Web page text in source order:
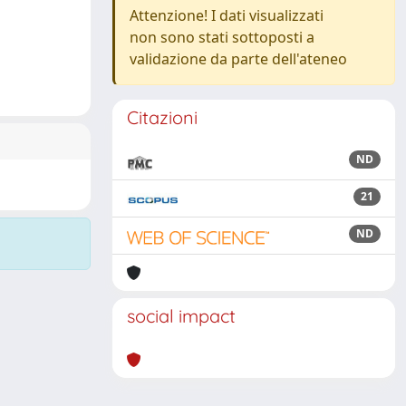
Attenzione! I dati visualizzati
non sono stati sottoposti a
validazione da parte dell'ateneo
Citazioni
ND
21
ND
social impact